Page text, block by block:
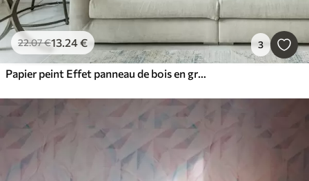
22.07€13.24€ 3
Papier peint Effet panneau de bois en gris clair